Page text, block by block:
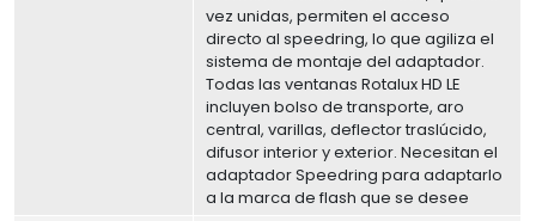
vez unidas, permiten el acceso
directo al speedring, lo que agiliza el
sistema de montaje del adaptador.
Todas las ventanas Rotalux HD LE
incluyen bolso de transporte, aro
central, varillas, deflector traslúcido,
difusor interior y exterior. Necesitan el
adaptador Speedring para adaptarlo
a la marca de flash que se desee